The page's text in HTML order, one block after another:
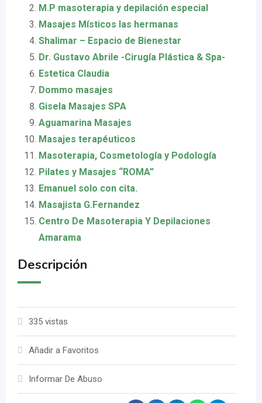
M.P masoterapia y depilación especial
Masajes Místicos las hermanas
Shalimar – Espacio de Bienestar
Dr. Gustavo Abrile -Cirugía Plástica & Spa-
Estetica Claudia
Dommo masajes
Gisela Masajes SPA
Aguamarina Masajes
Masajes terapéuticos
Masoterapia, Cosmetología y Podología
Pilates y Masajes “ROMA”
Emanuel solo con cita.
Masajista G.Fernandez
Centro De Masoterapia Y Depilaciones
Amarama
Descripción
335 vistas
Añadir a Favoritos
Informar De Abuso